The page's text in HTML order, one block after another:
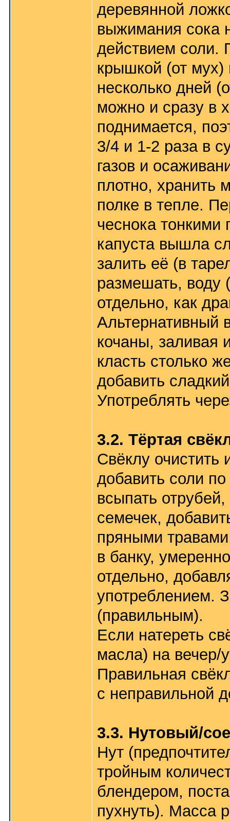
деревянной
выжимания сока
действием соли.
крышкой (от мух)
несколько дней
можно и сразу в
поднимается,
3/4 и 1-2 раза в
газов и
плотно, хранить
полке в тепле.
чеснока тонкими
капуста вышла
залить её (в
размешать, воду
отдельно, как
Альтернативный
кочаны, заливая
класть столько
добавить
Употреблять
3.2. Тёртая
Свёклу очистить
добавить соли
всыпать
семечек,
пряными
в банку,
отдельно,
употреблением.
(правильным).
Если натереть
масла) на вечер/
Правильная
с неправильной
3.3. Нутовый/
Нут
тройным
блендером,
пухнуть). Масса